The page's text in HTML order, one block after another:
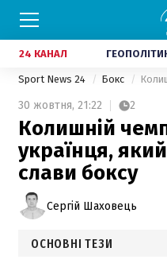
24 КАНАЛ
Sport News 24 Бокс
30 жовтня, 21:22 2
Колишній
українця,
слави боксу
Сергій Шаховець
ОСНОВНІ ТЕЗИ